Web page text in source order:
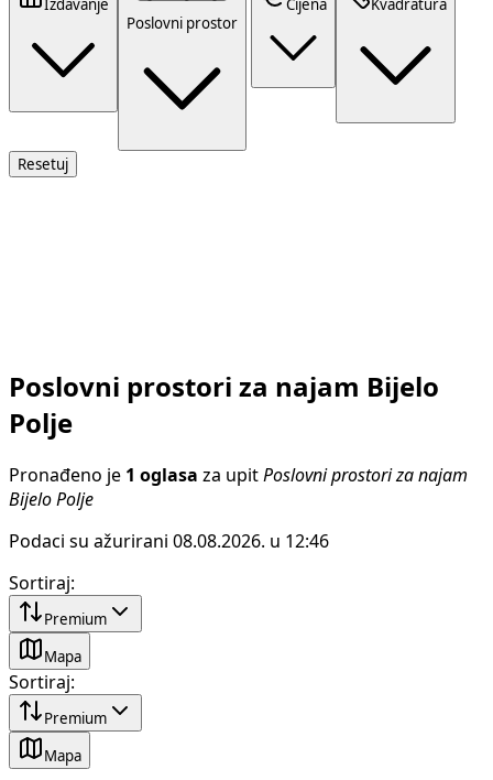
Izdavanje
Poslovni prostor
Cijena Kvadratura
Resetuj
Poslovni prostori za najam Bijelo
Polje
Pronađeno je 1 oglasa za upit Poslovni prostori za najam
Bijelo Polje
Podaci su ažurirani 08.08.2026. u 12:46
Sortiraj:
Premium
Mapa
Sortiraj:
Premium
Mapa